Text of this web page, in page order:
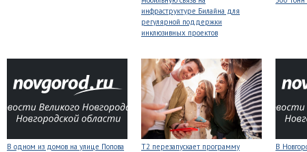
инфраструктуре Билайна для
регулярной поддержки
инклюзивных проектов
В одном из домов на улице Попова
Т2 перезапускает программу
В